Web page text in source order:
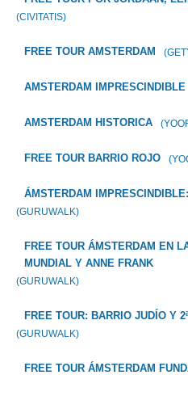
(CIVITATIS)
FREE TOUR AMSTERDAM
AMSTERDAM IMPRESCINDIBLE
AMSTERDAM HISTORICA
FREE TOUR BARRIO ROJO
ÁMSTERDAM
(GURUWALK)
FREE TOUR ÁMSTERDAM EN
MUNDIAL Y ANNE FRANK
(GURUWALK)
FREE TOUR: BARRIO JUDÍO Y
(GURUWALK)
FREE TOUR ÁMSTERDAM